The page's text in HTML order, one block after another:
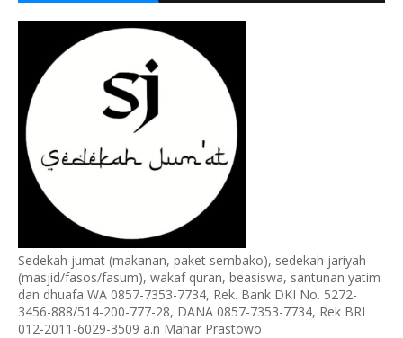
Sedekah jumat (makanan, paket sembako), sedekah jariyah
(masjid/fasos/fasum), wakaf quran, beasiswa, santunan yatim
dan dhuafa WA 0857-7353-7734, Rek. Bank DKI No. 5272-
3456-888/514-200-777-28, DANA 0857-7353-7734, Rek BRI
012-2011-6029-3509 a.n Mahar Prastowo